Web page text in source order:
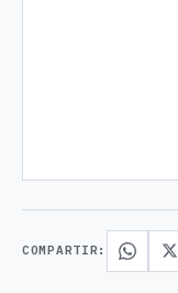
COMPARTIR: